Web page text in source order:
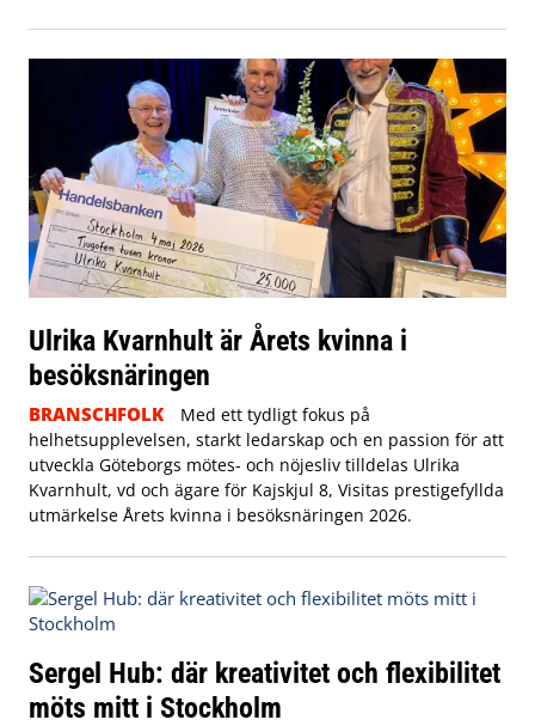
Ulrika Kvarnhult är Årets kvinna i
besöksnäringen
BRANSCHFOLK
Med ett tydligt fokus på
helhetsupplevelsen, starkt ledarskap och en passion för att
utveckla Göteborgs mötes- och nöjesliv tilldelas Ulrika
Kvarnhult, vd och ägare för Kajskjul 8, Visitas prestigefyllda
utmärkelse Årets kvinna i besöksnäringen 2026.
Sergel Hub: där kreativitet och flexibilitet
möts mitt i Stockholm